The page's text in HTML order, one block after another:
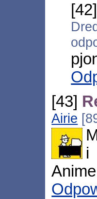
[42]
[43]
Airie
i